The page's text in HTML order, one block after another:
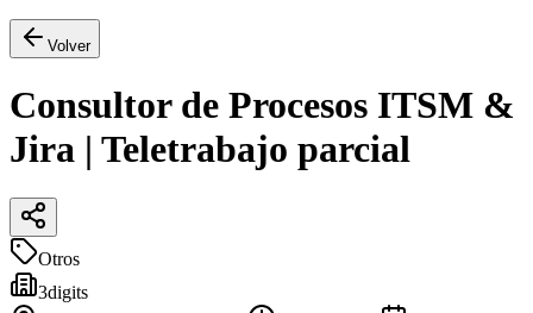
Volver
Consultor de Procesos ITSM &
Jira | Teletrabajo parcial
Otros
3digits